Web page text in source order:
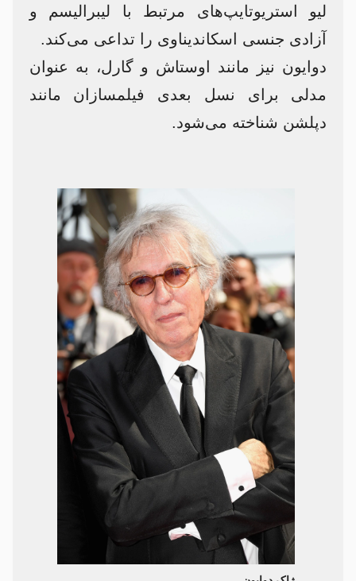
لیو استریوتایپ‌های مرتبط با لیبرالیسم و
آزادی جنسی اسکاندیناوی را تداعی می‌کند.
دوایون نیز مانند اوستاش و گارل، به عنوان
مدلی برای نسل بعدی فیلمسازان مانند
دپلشن شناخته می‌شود.